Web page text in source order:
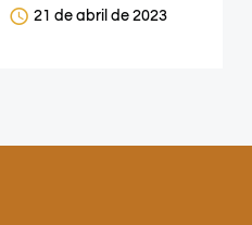
21 de abril de 2023